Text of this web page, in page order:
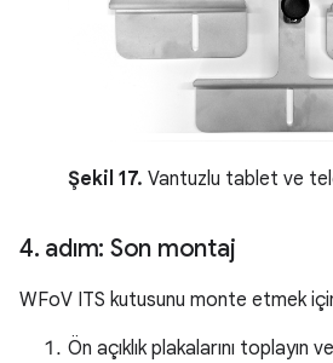
Şekil 17. Vantuzlu tablet ve
4. adım: Son montaj
WFoV ITS kutusunu monte etmek
Ön açıklık plakalarını toplayın